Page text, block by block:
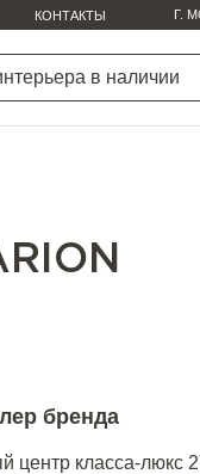
КОНТАКТЫ Г.
бренда
центр класса-люкс